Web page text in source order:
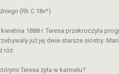
(Rk C 18vº).
1888 r. Teresa przekroczyła
już jej dwie starsze siostry:
róż.
Teresa żyła w karmelu?